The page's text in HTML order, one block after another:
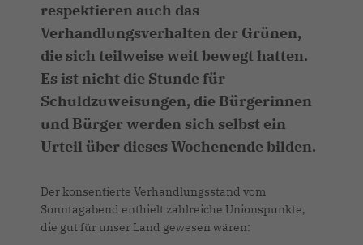
respektieren auch das
Verhandlungsverhalten der Grünen,
die sich teilweise weit bewegt hatten.
Es ist nicht die Stunde für
Schuldzuweisungen, die Bürgerinnen
und Bürger werden sich selbst ein
Urteil über dieses Wochenende bilden.
Der konsentierte Verhandlungsstand vom
Sonntagabend enthielt zahlreiche Unionspunkte,
die gut für unser Land gewesen wären: